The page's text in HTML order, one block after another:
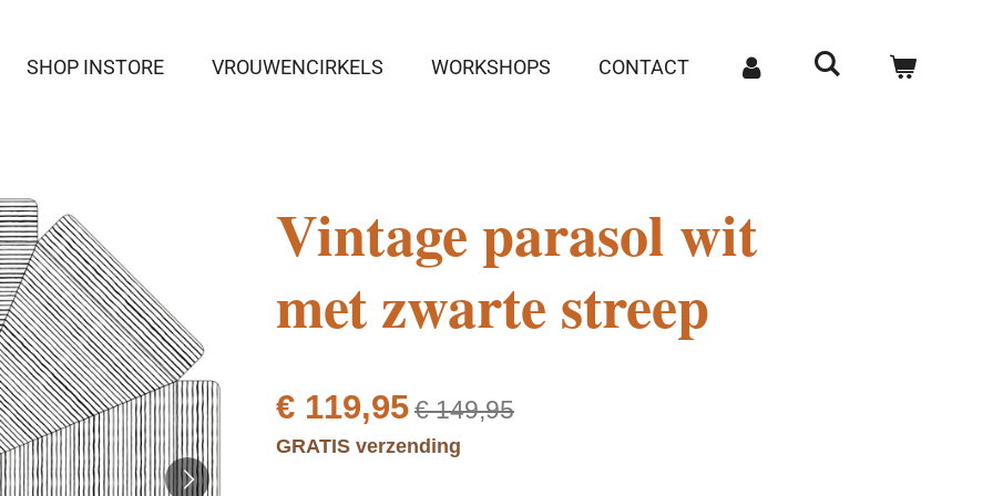
SHOP INSTORE VROUWENCIRKELS WORKSHOPS CONTACT
Vintage parasol wit
met zwarte streep
€ 119,95€ 149,95
GRATIS verzending